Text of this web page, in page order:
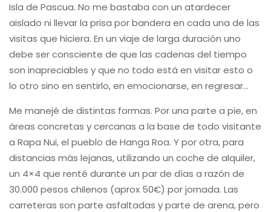
Isla de Pascua. No me bastaba con un atardecer
aislado ni llevar la prisa por bandera en cada una de las
visitas que hiciera. En un viaje de larga duración uno
debe ser consciente de que las cadenas del tiempo
son inapreciables y que no todo está en visitar esto o
lo otro sino en sentirlo, en emocionarse, en regresar…
Me manejé de distintas formas. Por una parte a pie, en
áreas concretas y cercanas a la base de todo visitante
a Rapa Nui, el pueblo de Hanga Roa. Y por otra, para
distancias más lejanas, utilizando un coche de alquiler,
un 4×4 que renté durante un par de días a razón de
30.000 pesos chilenos (aprox 50€) por jornada. Las
carreteras son parte asfaltadas y parte de arena, pero